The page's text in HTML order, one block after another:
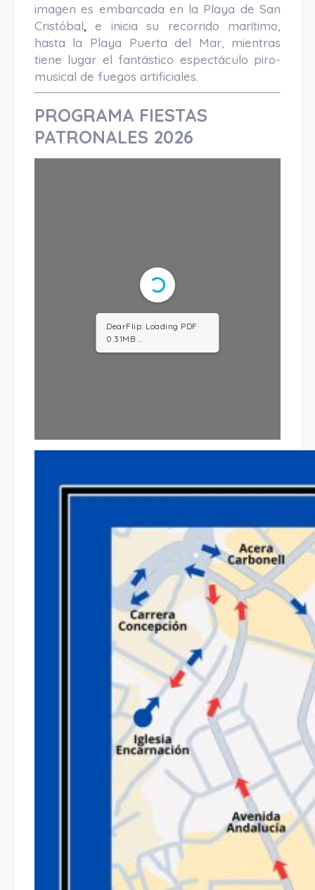
imagen es embarcada en la Playa de San
Cristóbal, e inicia su recorrido marítimo,
hasta la Playa Puerta del Mar, mientras
tiene lugar el fantástico espectáculo piro-
musical de fuegos artificiales.
PROGRAMA FIESTAS
PATRONALES 2026
DearFlip: Loading PDF
2.12MB ...